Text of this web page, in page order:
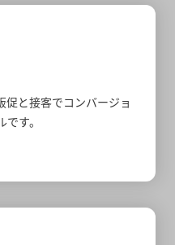
と接客でコンバージョ
す。